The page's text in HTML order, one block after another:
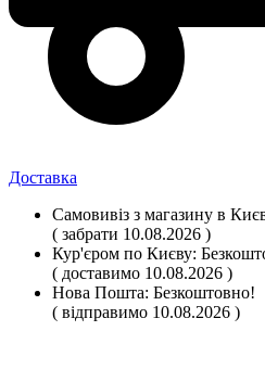
Доставка
Самовивіз з магазину в
( забрати 10.08.2026 )
Кур'єром по Києву:
( доставимо 10.08.2026 )
Нова Пошта: Безкоштовно!
( відправимо 10.08.2026 )